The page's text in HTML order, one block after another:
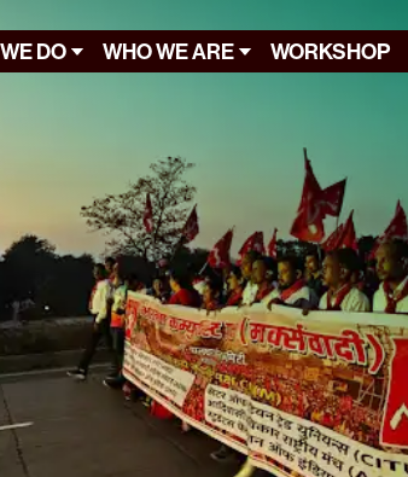
DO WHO WE ARE WORKSHOP